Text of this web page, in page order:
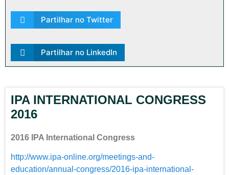
Partilhar no Twitter
Partilhar no LinkedIn
IPA INTERNATIONAL CONGRESS
2016
2016 IPA International Congress
http://www.ipa-online.org/meetings-and-
education/annual-congress/2016-ipa-international-